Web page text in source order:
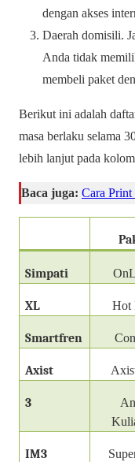
dengan akses
Daerah domisili.
Anda tidak
membeli paket
Berikut ini adalah
masa berlaku selama
lebih lanjut pada
Baca juga: Cara
Simpati
XL Hot
Smartfren
Axist
3
IM3